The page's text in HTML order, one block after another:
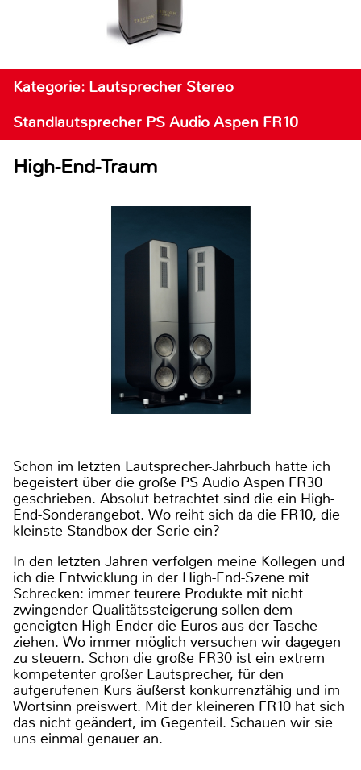
Kategorie: Lautsprecher Stereo
Standlautsprecher PS Audio Aspen FR10
High-End-Traum
Schon im letzten Lautsprecher-Jahrbuch hatte ich
begeistert über die große PS Audio Aspen FR30
geschrieben. Absolut betrachtet sind die ein High-
End-Sonderangebot. Wo reiht sich da die FR10, die
kleinste Standbox der Serie ein?
In den letzten Jahren verfolgen meine Kollegen und
ich die Entwicklung in der High-End-Szene mit
Schrecken: immer teurere Produkte mit nicht
zwingender Qualitätssteigerung sollen dem
geneigten High-Ender die Euros aus der Tasche
ziehen. Wo immer möglich versuchen wir dagegen
zu steuern. Schon die große FR30 ist ein extrem
kompetenter großer Lautsprecher, für den
aufgerufenen Kurs äußerst konkurrenzfähig und im
Wortsinn preiswert. Mit der kleineren FR10 hat sich
das nicht geändert, im Gegenteil. Schauen wir sie
uns einmal genauer an.